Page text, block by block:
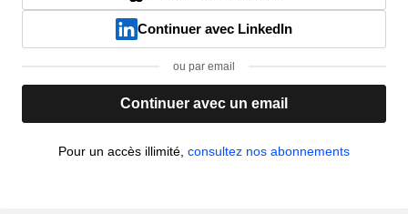
Continuer avec LinkedIn
ou par email
Continuer avec un email
Pour un accès illimité, consultez nos abonnements